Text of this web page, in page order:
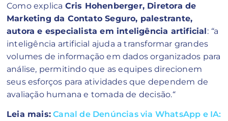
Como explica Cris Hohenberger, Diretora de
Marketing da Contato Seguro, palestrante,
autora e especialista em inteligência artificial: “a
inteligência artificial ajuda a transformar grandes
volumes de informação em dados organizados para
análise, permitindo que as equipes direcionem
seus esforços para atividades que dependem de
avaliação humana e tomada de decisão.“
Leia mais: Canal de Denúncias via WhatsApp e IA: